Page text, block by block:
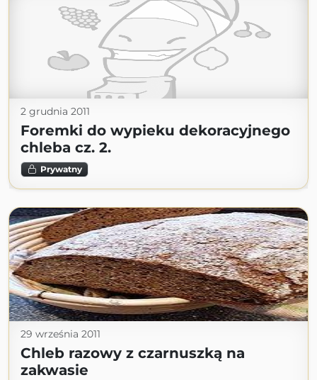
2 grudnia 2011
Foremki do wypieku dekoracyjnego
chleba cz. 2.
Prywatny
29 września 2011
Chleb razowy z czarnuszką na
zakwasie